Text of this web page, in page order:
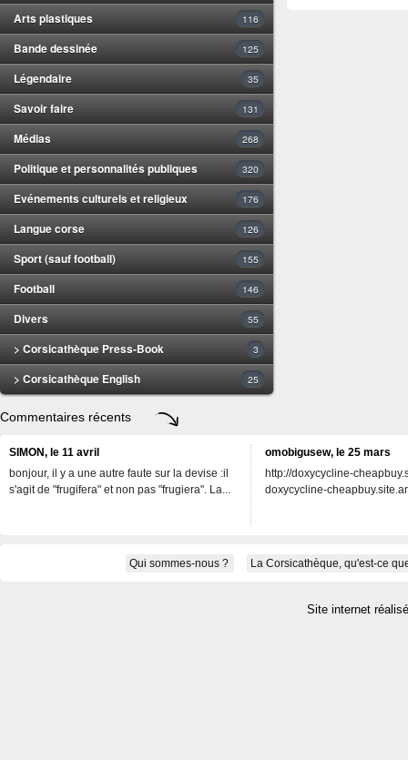
Arts plastiques 116
Bande dessinée 125
Légendaire 35
Savoir faire 131
Médias 268
Politique et personnalités publiques 320
Evénements culturels et religieux 176
Langue corse 126
Sport (sauf football) 155
Football 146
Divers 55
> Corsicathèque Press-Book 3
> Corsicathèque English 25
Commentaires récents
SIMON, le 11 avril
bonjour, il y a une autre faute sur la devise :il
s'agit de "frugifera" et non pas "frugiera". La...
omobigusew, le 25 mars
http://doxycycline-
doxycycline-
Qui sommes-nous ? La Corsicathèque, qu'est-ce
Site internet